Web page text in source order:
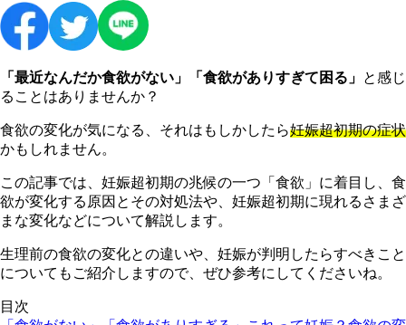
「最近なんだか食欲がない」「食欲がありすぎて困る」 と感じ
ることはありませんか？
食欲の変化が気になる、それはもしかしたら妊娠超初期の症状
かもしれません。
この記事では、妊娠超初期の兆候の一つ「食欲」に着目し、食
欲が変化する原因とその対処法や、妊娠超初期に現れるさまざ
まな変化などについて解説します。
生理前の食欲の変化との違いや、妊娠が判明したらすべきこと
についてもご紹介しますので、ぜひ参考にしてくださいね。
目次